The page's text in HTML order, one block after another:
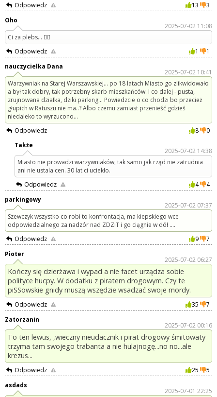
Odpowiedz 13
3
Oho
2025-07-02 11:08
Ci za plebs... 🤦‍♂️
Odpowiedz
1
1
nauczycielka Dana
2025-07-02 10:41
Warzywniak na Starej Warszawskiej... po 18 latach Miasto go zlikwidowało
a był tak dobry, tak potrzebny skarb mieszkańców. I co dalej - pusta,
zrujnowana działka, dziki parking... Powiedzcie o co chodzi bo przecież
głupich w Ratuszu nie ma..? Albo czemu zamiast przenieść gdzieś
niedaleko to wyrzucono...
Odpowiedz
8
0
Także
2025-07-02 14:38
Miasto nie prowadzi warzywniaków, tak samo jak rząd nie zatrudnia
ani nie ustala cen. 30 lat ci uciekło.
Odpowiedz
4
4
parkingowy
2025-07-02 07:37
Szewczyk wszystko co robi to konfrontacja, ma kiepskiego wce
odpowiedzialnego za nadzór nad ZDZiT i go ciągnie w dół ....
Odpowiedz
9
7
Pioter
2025-07-02 06:27
Kończy się dzierżawa i wypad a nie facet urządza sobie
polityce hucpy. W dodatku z piratem drogowym. Czy te
piSSowskie gnidy muszą wszędzie wsadzać swoje mordy.
Odpowiedz 35
7
Zatorzanin
2025-07-02 00:16
To ten lewus, ,wieczny nieudacznik i pirat drogowy śmitowaty
trzyma tam swojego trabanta a nie hulajnogę...no no...ale
krezus...
Odpowiedz 25
5
asdads
2025-07-01 22:25